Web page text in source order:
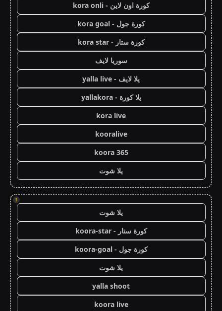
كورة اون لاين - kora onli
كورة جول - kora goal
كورة ستار - kora star
سوريا لايف
يلا لايف - yalla live
يلا كورة - yallakora
kora live
kooralive
koora 365
يلا شوت
!
يلا شوت
كورة ستار - koora-star
كورة جول - koora-goal
يلا شوت
yalla shoot
koora live